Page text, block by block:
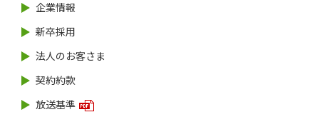
企業情報
新卒採用
法人のお客さま
契約約款
放送基準